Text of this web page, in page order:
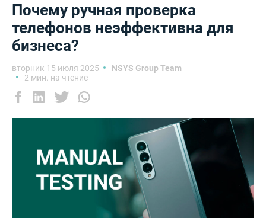
Почему ручная проверка
телефонов неэффективна для
бизнеса?
вторник 15 июля 2025
NSYS Group Team
2 мин. на чтение